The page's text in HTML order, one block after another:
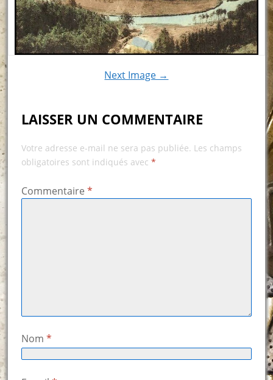
Next Image →
LAISSER UN COMMENTAIRE
Votre adresse e-mail ne sera pas publiée. Les champs
obligatoires sont indiqués avec *
Commentaire *
Nom *